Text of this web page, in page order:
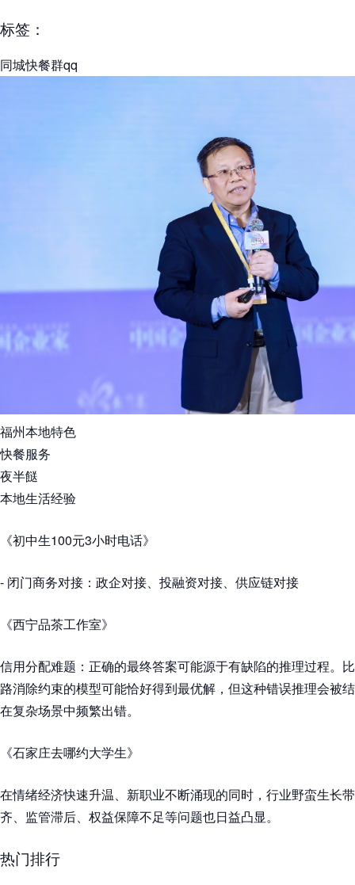
标签：
同城快餐群qq
福州本地特色
快餐服务
夜半餸
本地生活经验
《初中生100元3小时电话》
- 闭门商务对接：政企对接、投融资对接、供应链对接
《西宁品茶工作室》
信用分配难题：正确的最终答案可能源于有缺陷的推理过程。
路消除约束的模型可能恰好得到最优解，但这种错误推理会被
在复杂场景中频繁出错。
《石家庄去哪约大学生》
在情绪经济快速升温、新职业不断涌现的同时，行业野蛮生长
齐、监管滞后、权益保障不足等问题也日益凸显。
热门排行